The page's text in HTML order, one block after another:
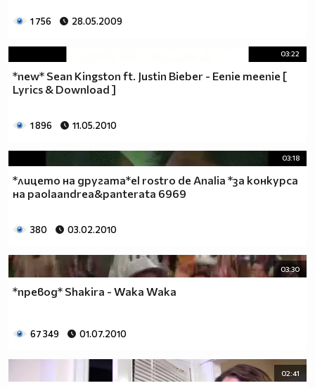
1 756 28.05.2009
03:22
*new* Sean Kingston ft. Justin Bieber - Eenie meenie [
Lyrics & Download ]
1 896 11.05.2010
03:18
*лицето на другата*el rostro de Analia *за конкурса
на paolaandrea&panterata 6969
380 03.02.2010
03:30
*превод* Shakira - Waka Waka
67 349 01.07.2010
02:41